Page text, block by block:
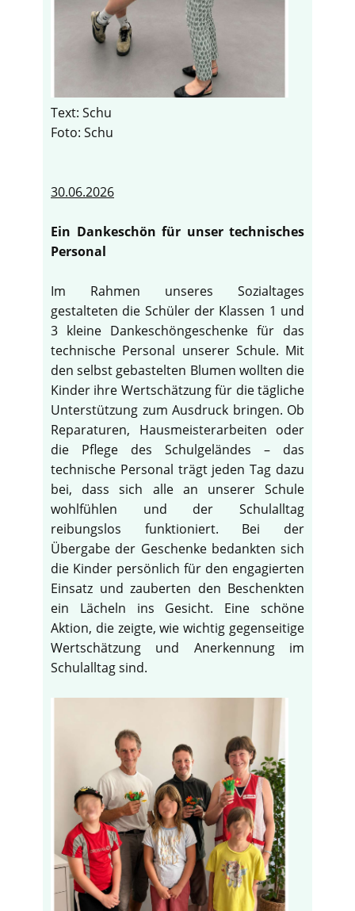
Text: Schu
Foto: Schu
30.06.2026
Ein Dankeschön für unser technisches
Personal
Im Rahmen unseres Sozialtages
gestalteten die Schüler der Klassen 1 und
3 kleine Dankeschöngeschenke für das
technische Personal unserer Schule. Mit
den selbst gebastelten Blumen wollten die
Kinder ihre Wertschätzung für die tägliche
Unterstützung zum Ausdruck bringen. Ob
Reparaturen, Hausmeisterarbeiten oder
die Pflege des Schulgeländes – das
technische Personal trägt jeden Tag dazu
bei, dass sich alle an unserer Schule
wohlfühlen und der Schulalltag
reibungslos funktioniert. Bei der
Übergabe der Geschenke bedankten sich
die Kinder persönlich für den engagierten
Einsatz und zauberten den Beschenkten
ein Lächeln ins Gesicht. Eine schöne
Aktion, die zeigte, wie wichtig gegenseitige
Wertschätzung und Anerkennung im
Schulalltag sind.